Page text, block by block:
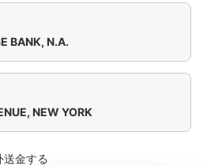
BANK, N.A.
NEW YORK
送金する